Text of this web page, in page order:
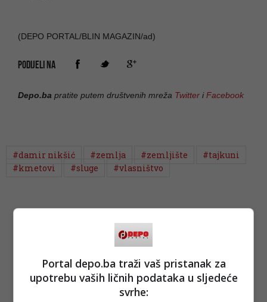
(DEPO PORTAL/BLIN MAGAZIN/ad)
PODIJELI NA
Depo.ba pratite putem društvenih mreža Twitter iFacebook
#damir nikšić #zemlja #zemljište
#tajkuni
#kmetovi
#sluge #vlasništvo
Portal depo.ba traži vaš pristanak za
upotrebu vaših ličnih podataka u sljedeće
svrhe: